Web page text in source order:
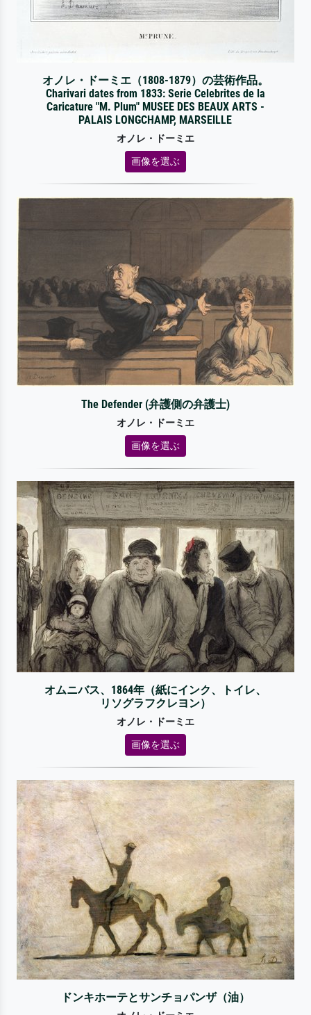
オノレ・ドーミエ（1808-1879）の芸術作品。
Charivari dates from 1833: Serie Celebrites de la
Caricature "M. Plum" MUSEE DES BEAUX ARTS -
PALAIS LONGCHAMP, MARSEILLE
オノレ・ドーミエ
画像を選ぶ
The Defender (弁護側の弁護士)
オノレ・ドーミエ
画像を選ぶ
オムニバス、1864年（紙にインク、トイレ、
リソグラフクレヨン）
オノレ・ドーミエ
画像を選ぶ
ドンキホーテとサンチョパンザ（油）